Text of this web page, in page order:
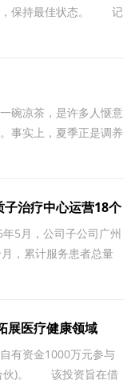
，保持最佳状态。 记
院的营养科
碗凉茶，是许多人惬意
事实上，夏季正是调养
。 &ldquo;
治疗中心运营18个
5月，公司子公司广州
，累计服务患者总量
标志着华南地区
展医疗健康领域
有资金1000万元参与
伙)。 该投资旨在借